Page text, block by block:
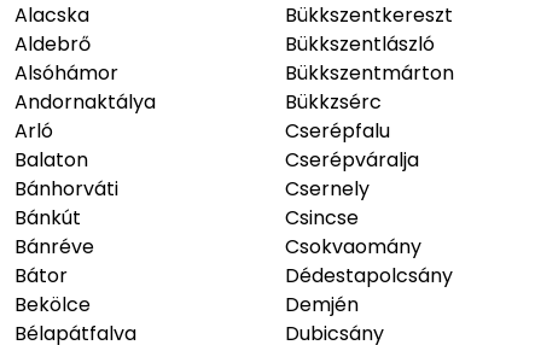
Alacska
Aldebrő
Alsóhámor
Andornaktálya
Arló
Balaton
Bánhorváti
Bánkút
Bánréve
Bátor
Bekölce
Bélapátfalva
Bükkszentkereszt
Bükkszentlászló
Bükkszentmárton
Bükkzsérc
Cserépfalu
Cserépváralja
Csernely
Csincse
Csokvaomány
Dédestapolcsány
Demjén
Dubicsány